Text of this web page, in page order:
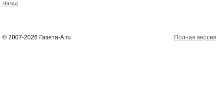
Назад
© 2007-2026 Газета-А.ru Полная версия